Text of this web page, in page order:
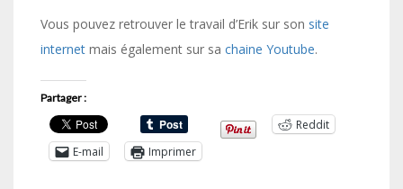
Vous pouvez retrouver le travail d’Erik sur son site
internet mais également sur sa chaine Youtube.
Partager :
Reddit
E-mail
Imprimer